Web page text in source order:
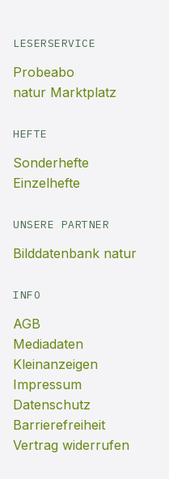
LESERSERVICE
Probeabo
natur Marktplatz
HEFTE
Sonderhefte
Einzelhefte
UNSERE PARTNER
Bilddatenbank natur
INFO
AGB
Mediadaten
Kleinanzeigen
Impressum
Datenschutz
Barrierefreiheit
Vertrag widerrufen